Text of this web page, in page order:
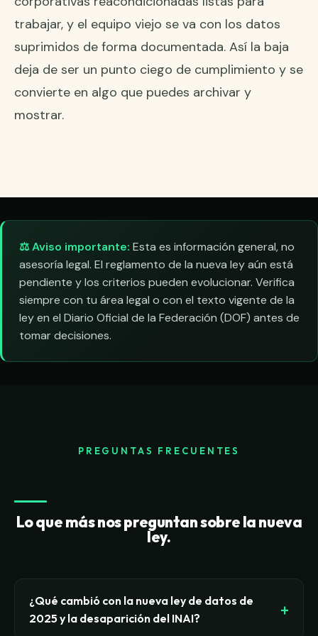
trabajar, y el equipo viejo se va con los datos
suprimidos de forma documentada. Así la baja
deja de ser un punto ciego de cumplimiento y se
convierte en algo que puedes archivar y
mostrar.
⚖️ Aviso importante: Esta es información general, no
asesoría legal. El reglamento de la nueva ley aún está
pendiente y los criterios pueden evolucionar. Verifica
siempre con tu área legal o con el texto vigente de la
ley en el Diario Oficial de la Federación (DOF) antes de
tomar decisiones.
PREGUNTAS FRECUENTES
Lo que más nos preguntan sobre la nueva
ley.
¿Qué cambió con la nueva ley de datos de
2025 y la desaparición del INAI?